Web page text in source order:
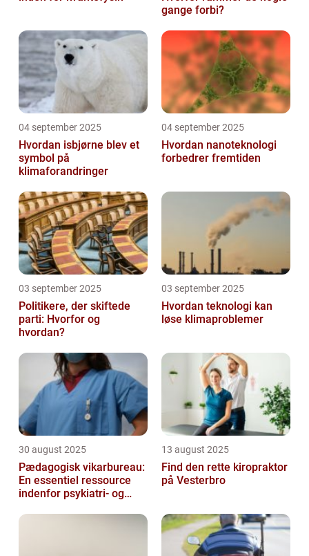
gange forbi?
04 september 2025
Hvordan isbjørne blev et
symbol på
klimaforandringer
04 september 2025
Hvordan nanoteknologi
forbedrer fremtiden
03 september 2025
Politikere, der skiftede
parti: Hvorfor og
hvordan?
03 september 2025
Hvordan teknologi kan
løse klimaproblemer
30 august 2025
Pædagogisk vikarbureau:
En essentiel ressource
indenfor psykiatri- og
13 august 2025
Find den rette kiropraktor
på Vesterbro